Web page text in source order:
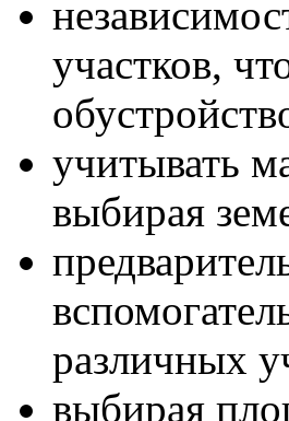
участков,
учитывать
выбирая
различных
выбирая